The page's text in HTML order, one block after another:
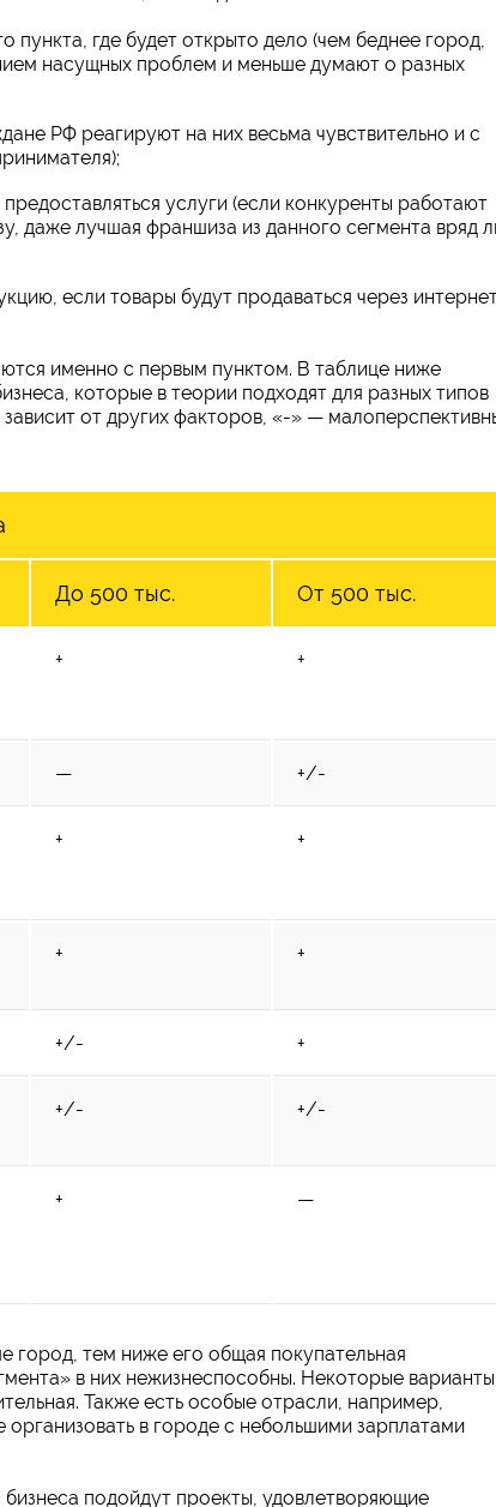
пункта, где будет открыто дело (чем беднее город,
насущных проблем и меньше думают о разных
РФ реагируют на них весьма чувствительно и с
услуги (если конкуренты работают
даже лучшая франшиза из данного сегмента вряд
если товары будут продаваться через
именно с первым пунктом. В таблице ниже
которые в теории подходят для разных типов
от других факторов, «-» —
До 500 тыс. От 500 тыс.
+ +
— +/-
+ +
+ +
+/- +
+/- +/-
+ —
тем ниже его общая покупательная
в них нежизнеспособны. Некоторые варианты
Также есть особые отрасли, например,
в городе с небольшими зарплатами
подойдут проекты, удовлетворяющие